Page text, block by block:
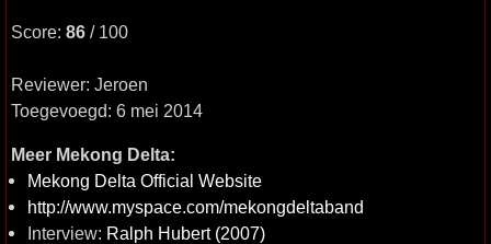
Score: 86 / 100
Reviewer: Jeroen
Toegevoegd: 6 mei 2014
Meer Mekong Delta:
Mekong Delta Official Website
http://www.myspace.com/mekongdeltaband
Interview: Ralph Hubert (2007)